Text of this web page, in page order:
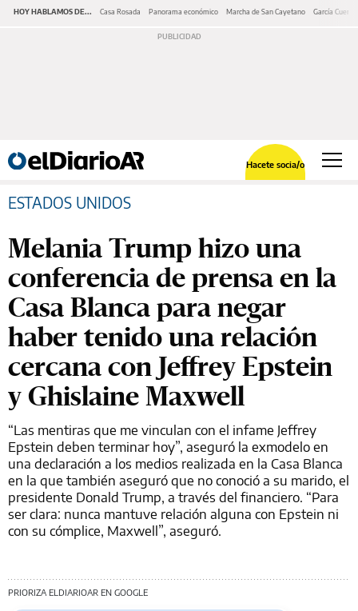
HOY HABLAMOS DE... Casa Rosada Panorama económico Marcha de San Cayetano García Cuerva
Hacete socia/o
ESTADOS UNIDOS
Melania Trump hizo una
conferencia de prensa en la
Casa Blanca para negar
haber tenido una relación
cercana con Jeffrey Epstein
y Ghislaine Maxwell
“Las mentiras que me vinculan con el infame Jeffrey
Epstein deben terminar hoy”, aseguró la exmodelo en
una declaración a los medios realizada en la Casa Blanca
en la que también aseguró que no conoció a su marido, el
presidente Donald Trump, a través del financiero. “Para
ser clara: nunca mantuve relación alguna con Epstein ni
con su cómplice, Maxwell”, aseguró.
PRIORIZA ELDIARIOAR EN GOOGLE